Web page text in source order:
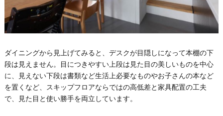
ダイニングから見上げてみると、デスクが目隠しになって本棚の下
段は見えません。目につきやすい上段は見た目の美しいものを中心
に、見えない下段は書類など生活上必要なものやお子さんの本など
を置くなど、スキップフロアならではの高低差と家具配置の工夫
で、見た目と使い勝手を両立しています。